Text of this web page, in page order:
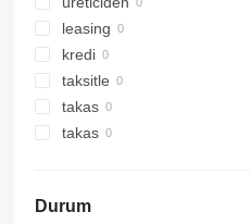
leasing
kredi
taksitle
takas
takas
Durum